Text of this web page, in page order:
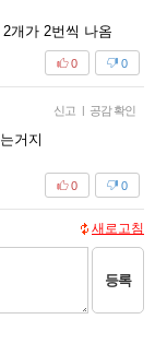
개가 2번씩 나옴
0
0
신고 | 공감 확인
거지
0
0
새로고침
등록